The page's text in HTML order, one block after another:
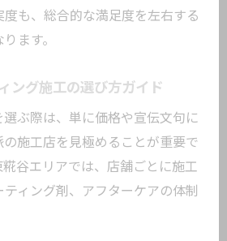
ーコーティング種類別の特徴
イルに適したカーコーティン
カーコーティング評価と効果
楽なカーコーティングの選択
度も、総合的な満足度を左右する
ます。
ング施工の選び方ガイド
選ぶ際は、単に価格や宣伝文句に
施工店を見極めることが重要で
谷エリアでは、店舗ごとに施工
ィング剤、アフターケアの体制